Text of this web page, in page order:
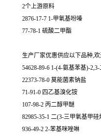
2个上游原料
2876-17-7 1-甲氧基吩嗪
77-78-1 硫酸二甲酯
生产厂家优惠供应以下品种,
54628-89-6 1-(4-氨基苯基)-
22373-78-0 莫能菌素钠盐
71-91-0 四乙基溴化铵
107-98-2 丙二醇甲醚
82985-35-1 二(3-三甲氧基甲
936-49-2 2-苯基咪唑啉